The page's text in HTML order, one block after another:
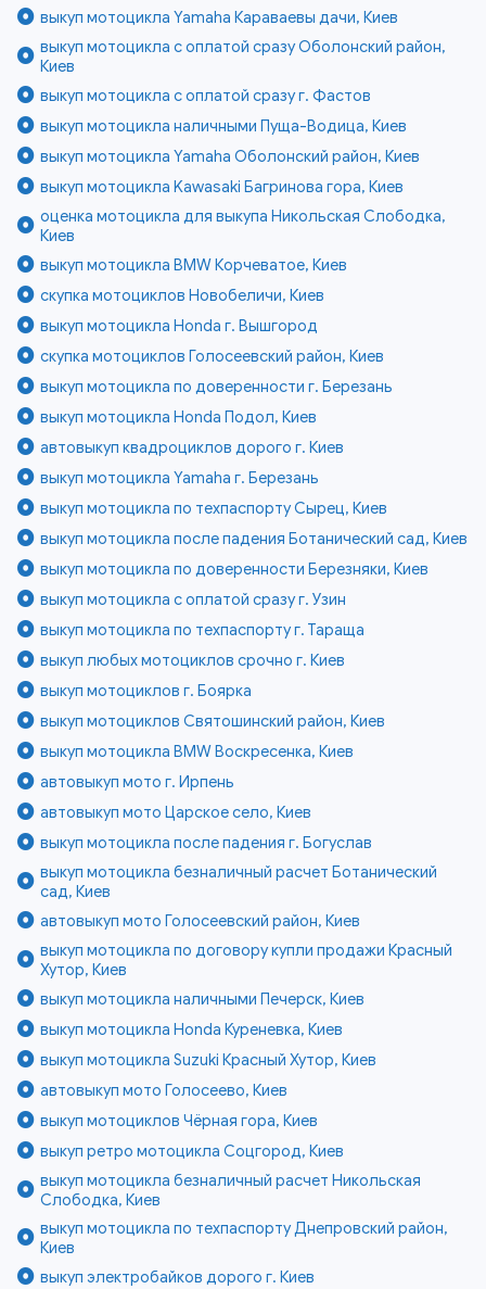
выкуп мотоцикла Yamaha Караваевы дачи, Киев
выкуп мотоцикла с оплатой сразу Оболонский район,
Киев
выкуп мотоцикла с оплатой сразу г. Фастов
выкуп мотоцикла наличными Пуща-Водица, Киев
выкуп мотоцикла Yamaha Оболонский район, Киев
выкуп мотоцикла Kawasaki Багринова гора, Киев
оценка мотоцикла для выкупа Никольская Слободка,
Киев
выкуп мотоцикла BMW Корчеватое, Киев
скупка мотоциклов Новобеличи, Киев
выкуп мотоцикла Honda г. Вышгород
скупка мотоциклов Голосеевский район, Киев
выкуп мотоцикла по доверенности г. Березань
выкуп мотоцикла Honda Подол, Киев
автовыкуп квадроциклов дорого г. Киев
выкуп мотоцикла Yamaha г. Березань
выкуп мотоцикла по техпаспорту Сырец, Киев
выкуп мотоцикла после падения Ботанический сад, Киев
выкуп мотоцикла по доверенности Березняки, Киев
выкуп мотоцикла с оплатой сразу г. Узин
выкуп мотоцикла по техпаспорту г. Тараща
выкуп любых мотоциклов срочно г. Киев
выкуп мотоциклов г. Боярка
выкуп мотоциклов Святошинский район, Киев
выкуп мотоцикла BMW Воскресенка, Киев
автовыкуп мото г. Ирпень
автовыкуп мото Царское село, Киев
выкуп мотоцикла после падения г. Богуслав
выкуп мотоцикла безналичный расчет Ботанический
сад, Киев
автовыкуп мото Голосеевский район, Киев
выкуп мотоцикла по договору купли продажи Красный
Хутор, Киев
выкуп мотоцикла наличными Печерск, Киев
выкуп мотоцикла Honda Куреневка, Киев
выкуп мотоцикла Suzuki Красный Хутор, Киев
автовыкуп мото Голосеево, Киев
выкуп мотоциклов Чёрная гора, Киев
выкуп ретро мотоцикла Соцгород, Киев
выкуп мотоцикла безналичный расчет Никольская
Слободка, Киев
выкуп мотоцикла по техпаспорту Днепровский район,
Киев
выкуп электробайков дорого г. Киев